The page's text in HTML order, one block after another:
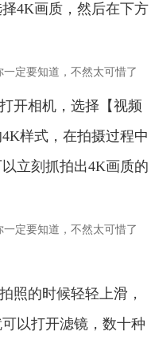
4K画质，然后在下方
开相机，选择【视频
样式，在拍摄过程中
立刻抓拍出4K画质的
照的时候轻轻上滑，
以打开滤镜，数十种